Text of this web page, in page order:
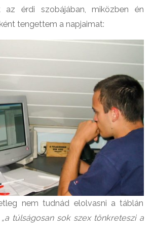
az érdi szobájában, miközben én
tengettem a napjaimat:
nem tudnád elolvasni a táblán
„a túlságosan sok szex tönkreteszi a